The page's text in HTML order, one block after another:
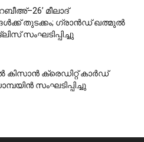
മീലാദ്
തുടക്കം; ഗ്രാൻഡ് ഖത്മുൽ
സംഘടിപ്പിച്ചു
കിസാൻ ക്രെഡിറ്റ് കാർഡ്
സംഘടിപ്പിച്ചു